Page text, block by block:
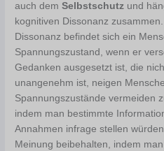
auch demSelbstschutz und
kognitiven Dissonanz
Dissonanz befindet sich ein
Spannungszustand, wenn er
Gedanken ausgesetzt ist, die
unangenehm ist, neigen
Spannungszustände vermeiden
indem man bestimmte
Annahmen infrage stellen
Meinung beibehalten, indem